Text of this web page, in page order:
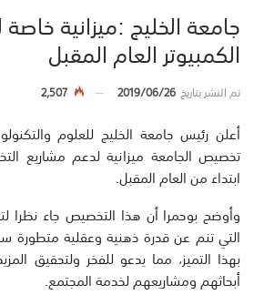
جامعة الخليج :ميزانية
الكمبيوتر العام المقبل
تم النشر بتاريخ2019/06/26
2,507
أعلن رئيس جامعة الخليج للعلوم
تخصيص الجامعة ميزانية لدعم مشاريع
ابتداء من العام المقبل.
وأوضح بوحمرا أن هذا التخصيص جاء نظرا
التي تنم عن قدرة ذهنية وعقلية
بهذا التميز، مما يدعو للفخر ولتحقيق
أبحاثهم ومشاريعهم لخدمة المجتمع.